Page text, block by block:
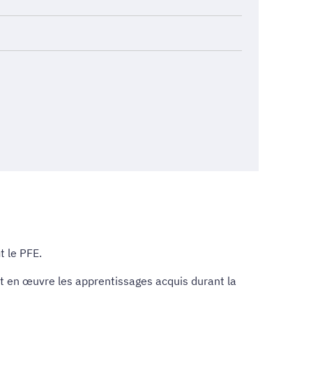
le PFE.
en œuvre les apprentissages acquis durant la